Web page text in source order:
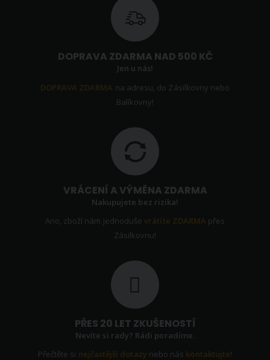
DOPRAVA ZDARMA NAD 500 KČ
Jen u nás!
DOPRAVA ZDARMA na adresu, do Zásilkovny nebo
Balíkovny!
VRÁCENÍ A VÝMĚNA ZDARMA
Nakupujete bez rizika!
Ano, zboží nám jednoduševrátíte ZDARMA přes
Zásilkovnu!
PŘES 20 LET ZKUŠENOSTÍ
Nevíte si rady? Rádi poradíme.
Přečtěte si nejčastější dotazy nebo nás kontaktujte!